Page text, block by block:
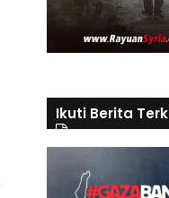
Ikuti Berita